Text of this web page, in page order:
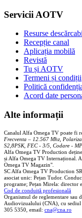
Servicii AOTV
Resurse
Recepție canal
Aplicația mobilă
Revistă
Tu și AOTV
Termeni și condiții
Politică
Acord date
Alte informații
Canalul Alfa Omega TV poate fi
Frecventa – 12.567 Mhz,
S2,8PSK, FEC - 3/5, Codare -
Alfa Omega TV Production
și Alfa Omega TV Internațional.
Omega TV Magazin".
SC Alfa Omega TV Production
asociat unic: Pețan Tudor.
programe; Pețan Mirela: director
Cod de conduită profesională
Organismul de reglementare sau
Audiovizualului (CNA), cu sediul
305 5350, email: cna@cna.ro